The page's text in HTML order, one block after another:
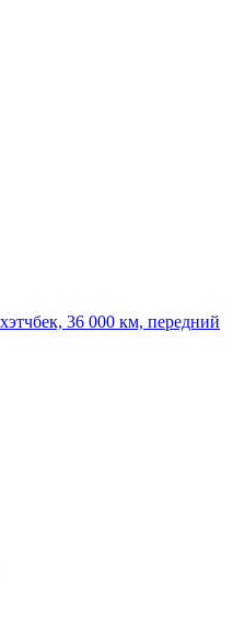
36 000 км, передний